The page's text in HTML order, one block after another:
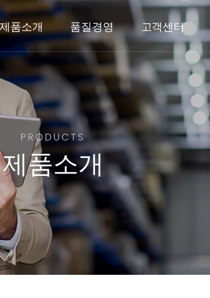
제품소개 품질경영 고객센터
PRODUCTS
제품소개